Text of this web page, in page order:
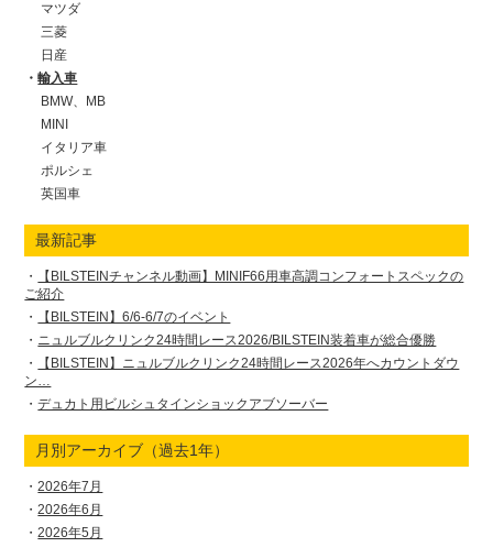
マツダ
三菱
日産
輸入車
BMW、MB
MINI
イタリア車
ポルシェ
英国車
最新記事
【BILSTEINチャンネル動画】MINIF66用車高調コンフォートスペックの
ご紹介
【BILSTEIN】6/6-6/7のイベント
ニュルブルクリンク24時間レース2026/BILSTEIN装着車が総合優勝
【BILSTEIN】ニュルブルクリンク24時間レース2026年へカウントダウ
ン…
デュカト用ビルシュタインショックアブソーバー
月別アーカイブ（過去1年）
2026年7月
2026年6月
2026年5月